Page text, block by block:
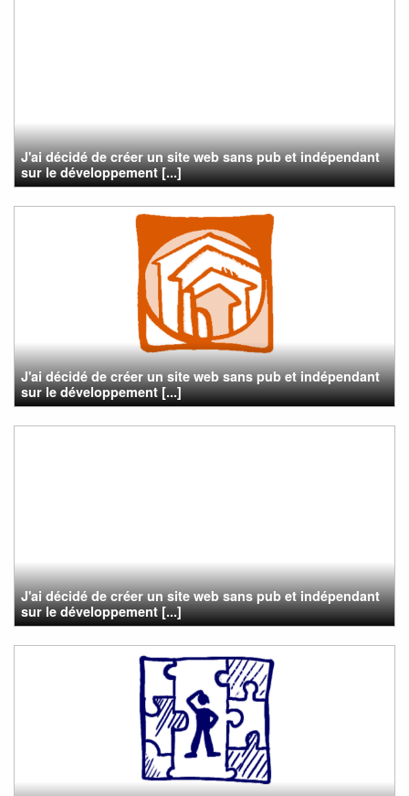
J'ai décidé de créer un site web sans pub et indépendant
sur le développement [...]
J'ai décidé de créer un site web sans pub et indépendant
sur le développement [...]
J'ai décidé de créer un site web sans pub et indépendant
sur le développement [...]